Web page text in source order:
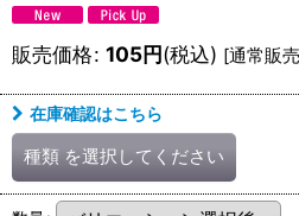
販売価格: 105円(税込) [通常販
在庫確認はこちら
種類 を選択してください